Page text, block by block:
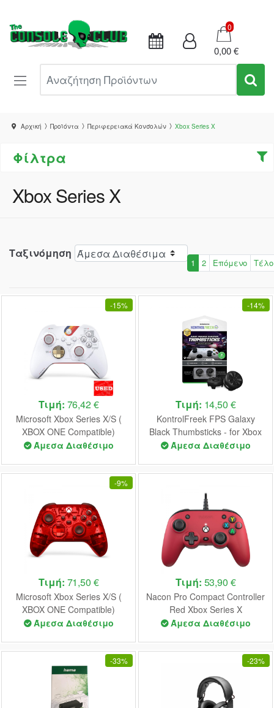
Καλάθι
0
0,00 €
Αρχική Προϊόντα Περιφερειακά Κονσολών Xbox Series X
Φίλτρα
Xbox Series X
Ταξινόμηση
1 2 Επόμενο
-15%
Τιμή: 76,42 €
Microsoft Xbox Series X/S (
XBOX ONE Compatible)
Controller Starfield Edition
Άμεσα Διαθέσιμο
-14%
Τιμή: 14,50 €
KontrolFreek FPS Galaxy
Black Thumbsticks - for Xbox
Series X/S (6200)
Άμεσα Διαθέσιμο
-9%
Τιμή: 71,50 €
Microsoft Xbox Series X/S (
XBOX ONE Compatible)
Controller Heart Breaker
Άμεσα Διαθέσιμο
Τιμή: 53,90 €
Nacon Pro Compact Controller
Red Xbox Series X
Άμεσα Διαθέσιμο
-33% -23%